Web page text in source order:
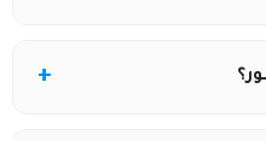
الذي يوفر أكواد